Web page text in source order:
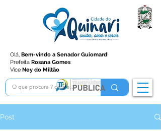
Olá, Bem-vindo a Senador Guiomard!
Prefeita Rosana Gomes
Vice Ney do Miltão
Post